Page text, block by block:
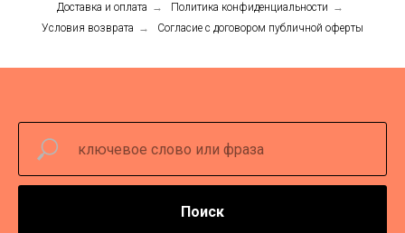
Доставка и оплата → Политика конфиденциальности →
Условия возврата → Согласие с договором публичной оферты
Поиск